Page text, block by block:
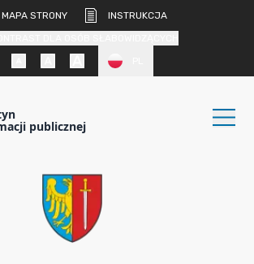
MAPA STRONY
INSTRUKCJA
publicznej